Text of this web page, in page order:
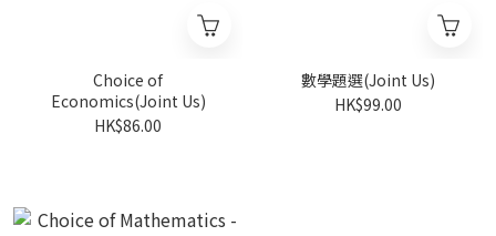
Choice of
Economics(Joint Us)
HK$86.00
數學題選(Joint Us)
HK$99.00